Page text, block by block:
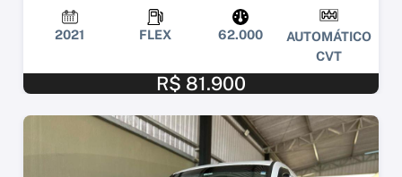
2021 FLEX 62.000
AUTOMÁTICO
CVT
R$ 81.900